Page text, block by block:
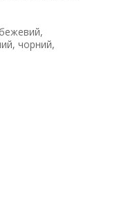
чорний,